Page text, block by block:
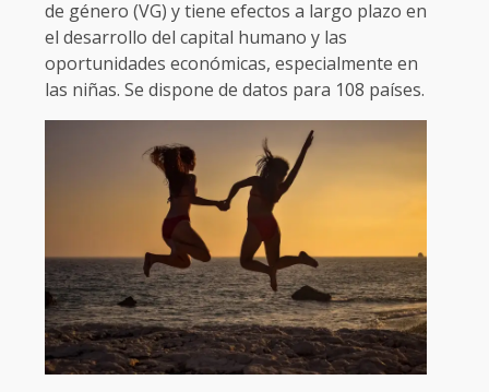
de género (VG) y tiene efectos a largo plazo en
el desarrollo del capital humano y las
oportunidades económicas, especialmente en
las niñas. Se dispone de datos para 108 países.